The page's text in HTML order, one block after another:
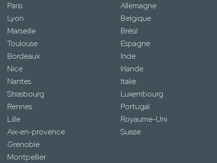
Paris
Lyon
Marseille
Toulouse
Bordeaux
Nice
Nantes
Strasbourg
Rennes
Lille
Aix-en-provence
Grenoble
Montpellier
Allemagne
Belgique
Brésil
Espagne
Inde
Irlande
Italie
Luxembourg
Portugal
Royaume-Uni
Suisse